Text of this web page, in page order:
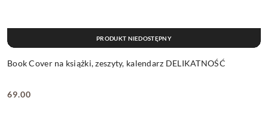
Book Cover na książki, zeszyty, kalendarz DELIKATNOŚĆ
Cena:
69.00
PRODUKT NIEDOSTĘPNY